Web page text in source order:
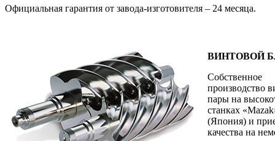
Официальная гарантия от завода-изготовителя – 24 месяца.
ВИНТОВОЙ
Собственное
производство
пары на
станках
(Япония) и
качества на